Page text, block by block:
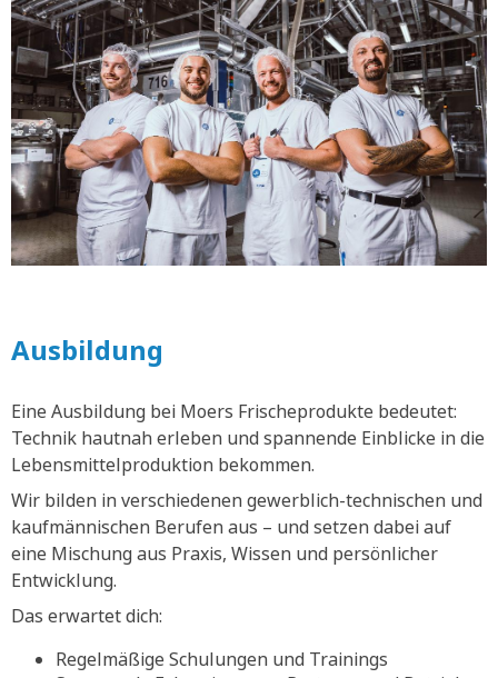
Ausbildung
Eine Ausbildung bei Moers Frischeprodukte bedeutet:
Technik hautnah erleben und spannende Einblicke in die
Lebensmittelproduktion bekommen.
Wir bilden in verschiedenen gewerblich-technischen und
kaufmännischen Berufen aus – und setzen dabei auf
eine Mischung aus Praxis, Wissen und persönlicher
Entwicklung.
Das erwartet dich:
Regelmäßige Schulungen und Trainings